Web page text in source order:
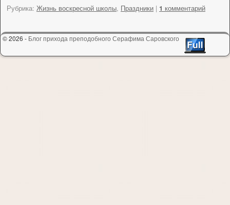
Рубрика: Жизнь воскресной школы, Праздники | 1 комментарий
© 2026 - Блог прихода преподобного Серафима Саровского